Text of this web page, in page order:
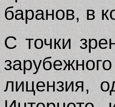
баранов, в
С точки
лицензия,